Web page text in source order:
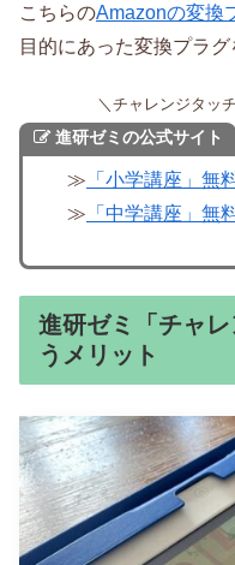
こちらのAmazonの変換
目的にあった変換プラグ
＼チャレンジタッ
進研ゼミの公式サイト
≫ 「小学講座」無
≫ 「中学講座」無
進研ゼミ「チャ
うメリット